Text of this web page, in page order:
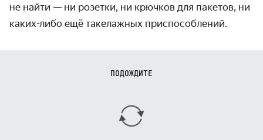
не найти — ни розетки, ни крючков для пакетов, ни
каких-либо ещё такелажных приспособлений.
ПОДОЖДИТЕ